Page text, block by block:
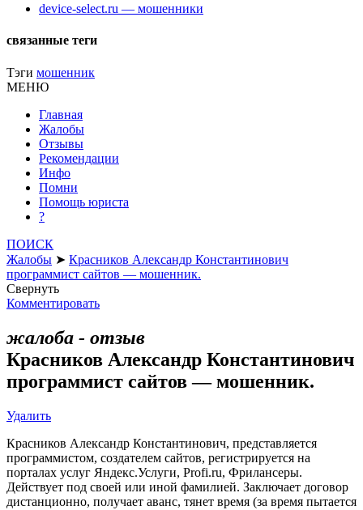
device-select.ru — мошенники
связанные теги
Тэги мошенник
МЕНЮ
Главная
Жалобы
Отзывы
Рекомендации
Инфо
Помни
Помощь юриста
?
ПОИСК
Жалобы ➤ Красников Александр Константинович
программист сайтов — мошенник.
Свернуть
Комментировать
жалоба - отзыв
Красников Александр Константинович
программист сайтов — мошенник.
Удалить
Красников Александр Константинович, представляется
программистом, создателем сайтов, регистрируется на
порталах услуг Яндекс.Услуги, Profi.ru, Фрилансеры.
Действует под своей или иной фамилией. Заключает договор
дистанционно, получает аванс, тянет время (за время пытается